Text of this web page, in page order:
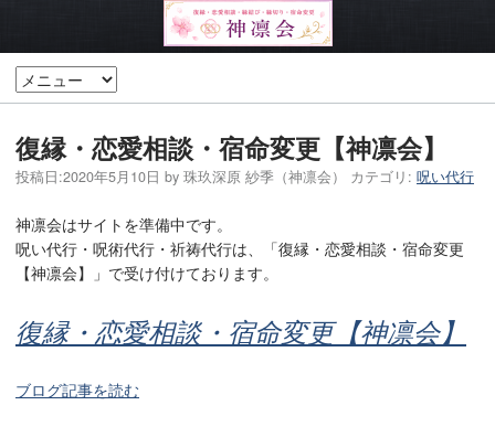
復縁・恋愛相談・宿命変更【神凛会】
投稿日:2020年5月10日 by 珠玖深原 紗季（神凛会） カテゴリ: 呪い代行
神凛会はサイトを準備中です。
呪い代行・呪術代行・祈祷代行は、「復縁・恋愛相談・宿命変更
【神凛会】」で受け付けております。
復縁・恋愛相談・宿命変更【神凛会】
ブログ記事を読む